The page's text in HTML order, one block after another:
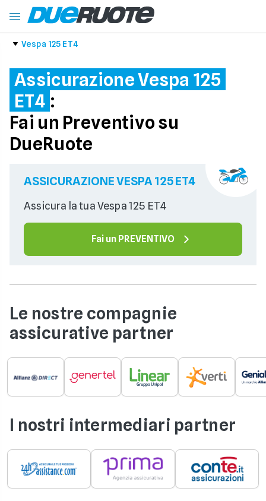
Vespa 125 ET4
Assicurazione Vespa 125
ET4 :
Fai un Preventivo su
DueRuote
ASSICURAZIONE VESPA 125 ET4
Assicura la tua Vespa 125 ET4
Fai un PREVENTIVO
Le nostre compagnie
assicurative partner
I nostri intermediari partner